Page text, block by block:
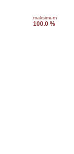
maksimum
100.0 %